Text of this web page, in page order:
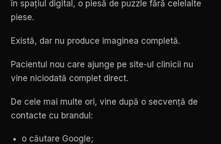
în spațiul digital, o piesă de puzzle fără celelalte
piese.
Există, dar nu produce imaginea completă.
Pacientul nou care ajunge pe site-ul clinicii nu
vine niciodată complet direct.
De cele mai multe ori, vine după o secvență de
contacte cu brandul:
o căutare Google;